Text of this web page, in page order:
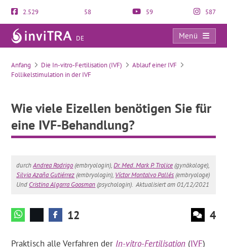
2.529 58 59 587
DE
Menü
Wie viele Eizellen benötigen Sie für eine IVF-Behandlung?
Anfang Die In-vitro-Fertilisation (IVF)
Ablauf einer IVF
Follikelstimulation in der IVF
Wie viele Eizellen benötigen Sie für
eine IVF-Behandlung?
durchAndrea Rodrigo(embryologin),Dr. Med. Mark P. Trolice(gynäkologe),
Silvia Azaña Gutiérrez(embryologin), Víctor Montalvo Pallés(embryologe)
Und Cristina Algarra Goosman(psychologin). Aktualisiert am 01/12/2021
12 4
Praktisch alle Verfahren der In-vitro-Fertilisation (IVF)